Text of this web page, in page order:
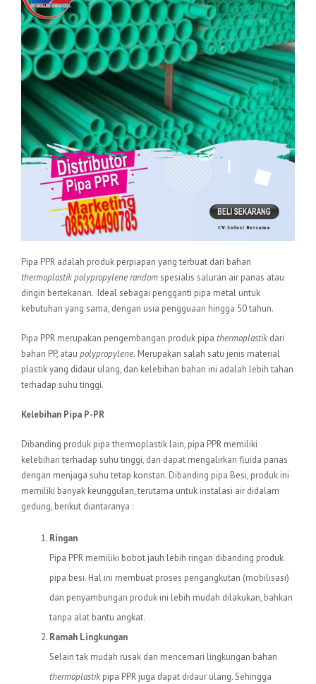
Pipa PPR adalah produk perpiapan yang terbuat dari bahan
thermoplastik polypropylene randomspesialis saluran air panas atau
dingin bertekanan. Ideal sebagai pengganti pipa metal untuk
kebutuhan yang sama, dengan usia pengguaan hingga 50 tahun.
Pipa PPR merupakan pengembangan produk pipa thermoplastik dari
bahan PP, atau polypropylene. Merupakan salah satu jenis material
plastik yang didaur ulang, dan kelebihan bahan ini adalah lebih tahan
terhadap suhu tinggi.
Kelebihan Pipa P-PR
Dibanding produk pipa thermoplastik lain, pipa PPR memiliki
kelebihan terhadap suhu tinggi, dan dapat mengalirkan fluida panas
dengan menjaga suhu tetap konstan. Dibanding pipa Besi, produk ini
memiliki banyak keunggulan, terutama untuk instalasi air didalam
gedung, berikut diantaranya :
Ringan
Pipa PPR memiliki bobot jauh lebih ringan dibanding produk
pipa besi. Hal ini membuat proses pengangkutan (mobilisasi)
dan penyambungan produk ini lebih mudah dilakukan, bahkan
tanpa alat bantu angkat.
Ramah Lingkungan
Selain tak mudah rusak dan mencemari lingkungan bahan
thermoplastik pipa PPR juga dapat didaur ulang. Sehingga